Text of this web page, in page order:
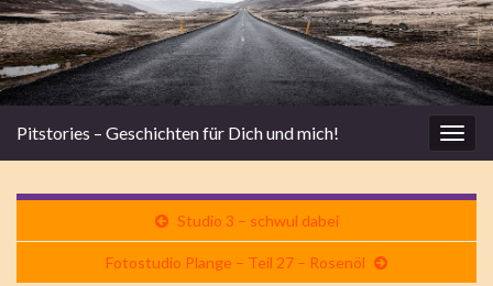
Pitstories – Geschichten für Dich und mich!
Studio 3 – schwul dabei
Fotostudio Plange – Teil 27 – Rosenöl